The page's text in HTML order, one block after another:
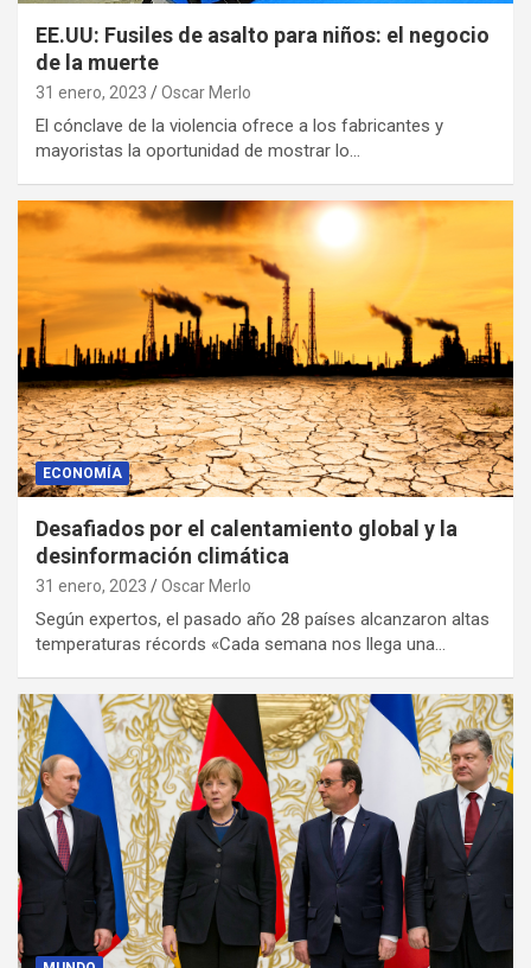
EE.UU: Fusiles de asalto para niños: el negocio
de la muerte
31 enero, 2023 Oscar Merlo
El cónclave de la violencia ofrece a los fabricantes y
mayoristas la oportunidad de mostrar lo…
ECONOMÍA
Desafiados por el calentamiento global y la
desinformación climática
31 enero, 2023 Oscar Merlo
Según expertos, el pasado año 28 países alcanzaron altas
temperaturas récords «Cada semana nos llega una…